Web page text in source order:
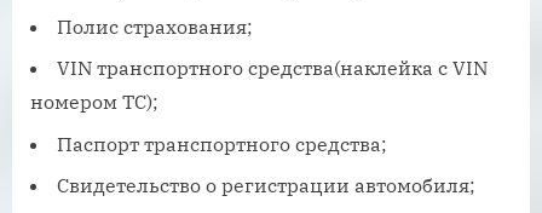
Полис страхования;
VIN транспортного средства(наклейка с VIN
номером ТС);
Паспорт транспортного средства;
Свидетельство о регистрации автомобиля;